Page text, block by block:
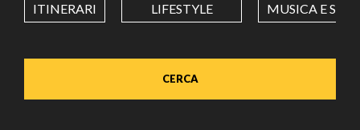
ITINERARI LIFESTYLE MUSICA E
CERCA